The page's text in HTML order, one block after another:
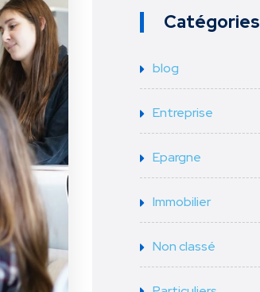
Catégories
blog
Entreprise
Epargne
Immobilier
Non classé